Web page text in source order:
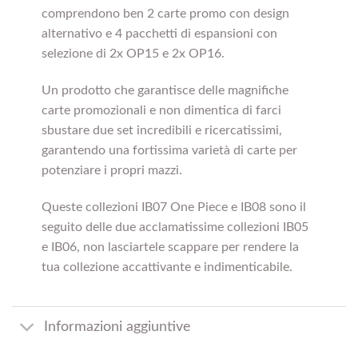
comprendono ben 2 carte promo con design
alternativo e 4 pacchetti di espansioni con
selezione di 2x OP15 e 2x OP16.
Un prodotto che garantisce delle magnifiche
carte promozionali e non dimentica di farci
sbustare due set incredibili e ricercatissimi,
garantendo una fortissima varietà di carte per
potenziare i propri mazzi.
Queste collezioni IB07 One Piece e IB08 sono il
seguito delle due acclamatissime collezioni IB05
e IB06, non lasciartele scappare per rendere la
tua collezione accattivante e indimenticabile.
Informazioni aggiuntive